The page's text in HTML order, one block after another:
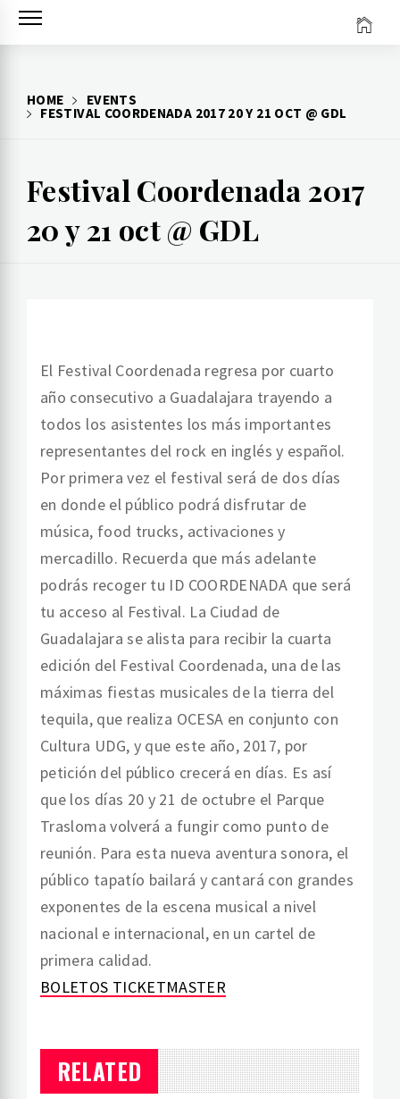
Skip
HOME
EVENTS
FESTIVAL COORDENADA 2017 20 Y 21 OCT @ GDL
Festival Coordenada 2017
20 y 21 oct @ GDL
El Festival Coordenada regresa por cuarto
año consecutivo a Guadalajara trayendo a
todos los asistentes los más importantes
representantes del rock en inglés y español.
Por primera vez el festival será de dos días
en donde el público podrá disfrutar de
música, food trucks, activaciones y
mercadillo. Recuerda que más adelante
podrás recoger tu ID COORDENADA que será
tu acceso al Festival. La Ciudad de
Guadalajara se alista para recibir la cuarta
edición del Festival Coordenada, una de las
máximas fiestas musicales de la tierra del
tequila, que realiza OCESA en conjunto con
Cultura UDG, y que este año, 2017, por
petición del público crecerá en días. Es así
que los días 20 y 21 de octubre el Parque
Trasloma volverá a fungir como punto de
reunión. Para esta nueva aventura sonora, el
público tapatío bailará y cantará con grandes
exponentes de la escena musical a nivel
nacional e internacional, en un cartel de
primera calidad.
BOLETOS TICKETMASTER
RELATED